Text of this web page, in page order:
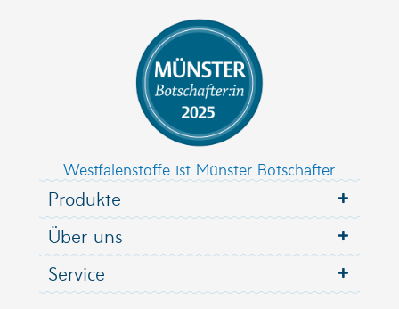
Westfalenstoffe ist Münster Botschafter
Produkte
Über uns
Service